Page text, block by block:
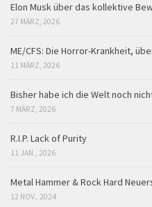
Elon Musk über das kollektive
27 MÄRZ, 2026
ME/CFS: Die Horror-Krankheit,
11 MÄRZ, 2026
Bisher habe ich die Welt noch
7 MÄRZ, 2026
R.I.P. Lack of Purity
11 JAN., 2026
Metal Hammer & Rock Hard
12 NOV., 2024